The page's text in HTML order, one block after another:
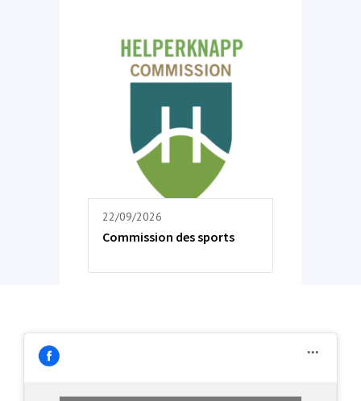
22/09/2026
Commission des sports